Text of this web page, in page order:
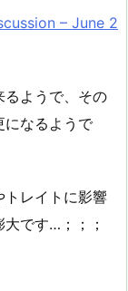
– June 2
ようで、その
になるようで
トレイトに影響
です…；；；